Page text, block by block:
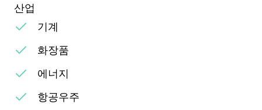
산업
기계
화장품
에너지
항공우주